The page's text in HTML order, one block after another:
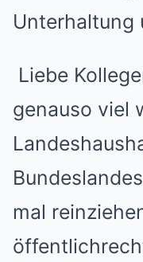
Unterhaltung
Liebe
genauso viel
mal